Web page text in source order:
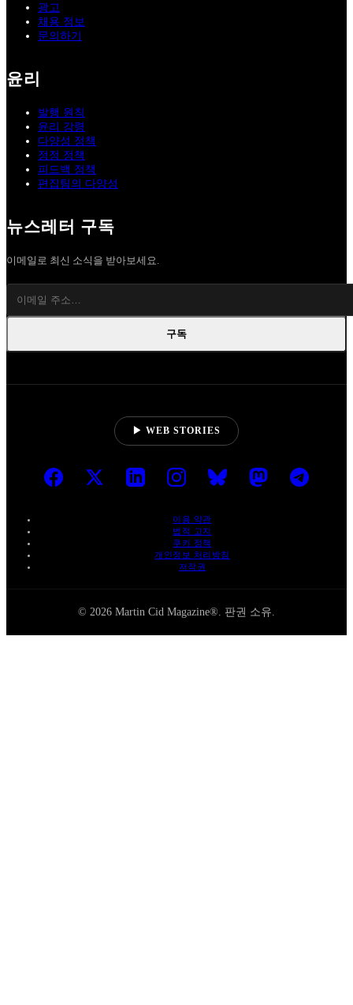
광고
채용 정보
문의하기
윤리
발행 원칙
윤리 강령
다양성 정책
정정 정책
피드백 정책
편집팀의 다양성
뉴스레터 구독
이메일로 최신 소식을 받아보세요.
구독
▶ WEB STORIES
이용 약관
법적 고지
쿠키 정책
개인정보 처리방침
저작권
© 2026 Martin Cid Magazine®. 판권 소유.